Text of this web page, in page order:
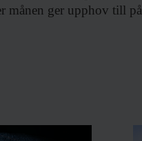
månen ger upphov till på